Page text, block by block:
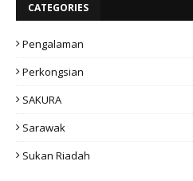
CATEGORIES
Pengalaman
Perkongsian
SAKURA
Sarawak
Sukan Riadah